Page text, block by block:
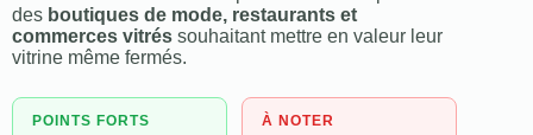
des boutiques de mode, restaurants et
commerces vitrés souhaitant mettre en valeur leur
vitrine même fermés.
POINTS FORTS À NOTER